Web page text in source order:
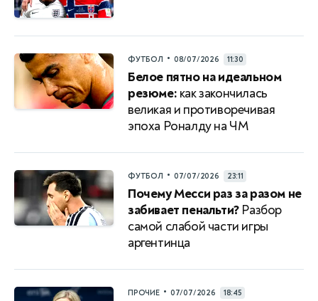
ФУТБОЛ • 08/07/2026 11:30
Белое пятно на идеальном
резюме: как закончилась
великая и противоречивая
эпоха Роналду на ЧМ
ФУТБОЛ • 07/07/2026 23:11
Почему Месси раз за разом не
забивает пенальти?Разбор
самой слабой части игры
аргентинца
ПРОЧИЕ • 07/07/2026 18:45